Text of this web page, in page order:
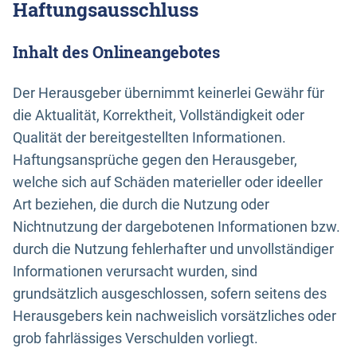
Haftungsausschluss
Inhalt des Onlineangebotes
Der Herausgeber übernimmt keinerlei Gewähr für
die Aktualität, Korrektheit, Vollständigkeit oder
Qualität der bereitgestellten Informationen.
Haftungsansprüche gegen den Herausgeber,
welche sich auf Schäden materieller oder ideeller
Art beziehen, die durch die Nutzung oder
Nichtnutzung der dargebotenen Informationen bzw.
durch die Nutzung fehlerhafter und unvollständiger
Informationen verursacht wurden, sind
grundsätzlich ausgeschlossen, sofern seitens des
Herausgebers kein nachweislich vorsätzliches oder
grob fahrlässiges Verschulden vorliegt.